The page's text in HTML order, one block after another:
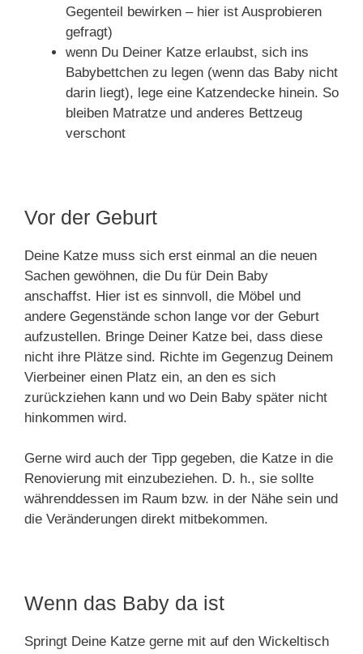
Gegenteil bewirken – hier ist Ausprobieren
gefragt)
wenn Du Deiner Katze erlaubst, sich ins
Babybettchen zu legen (wenn das Baby nicht
darin liegt), lege eine Katzendecke hinein. So
bleiben Matratze und anderes Bettzeug
verschont
Vor der Geburt
Deine Katze muss sich erst einmal an die neuen
Sachen gewöhnen, die Du für Dein Baby
anschaffst. Hier ist es sinnvoll, die Möbel und
andere Gegenstände schon lange vor der Geburt
aufzustellen. Bringe Deiner Katze bei, dass diese
nicht ihre Plätze sind. Richte im Gegenzug Deinem
Vierbeiner einen Platz ein, an den es sich
zurückziehen kann und wo Dein Baby später nicht
hinkommen wird.
Gerne wird auch der Tipp gegeben, die Katze in die
Renovierung mit einzubeziehen. D. h., sie sollte
währenddessen im Raum bzw. in der Nähe sein und
die Veränderungen direkt mitbekommen.
Wenn das Baby da ist
Springt Deine Katze gerne mit auf den Wickeltisch